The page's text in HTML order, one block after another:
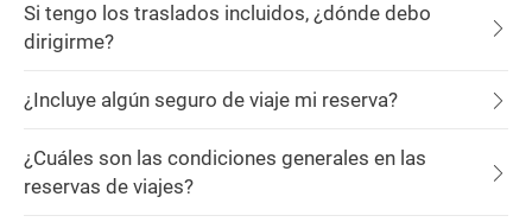
Si tengo los traslados incluidos, ¿dónde debo
dirigirme?
¿Incluye algún seguro de viaje mi reserva?
¿Cuáles son las condiciones generales en las
reservas de viajes?